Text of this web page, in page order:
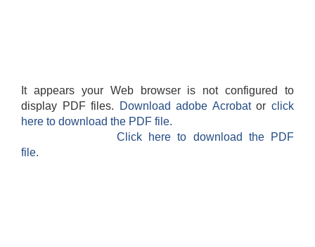
It appears your Web browser is not configured to
display PDF files.
Download adobe Acrobatorclick
here to download the PDF file.
Click here to download the PDF
file.